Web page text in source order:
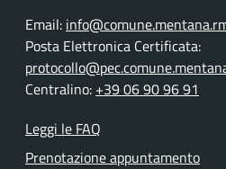
Email:
Posta Elettronica Certificata:
Centralino: +39 06 90 96 91
Leggi le FAQ
Prenotazione appuntamento